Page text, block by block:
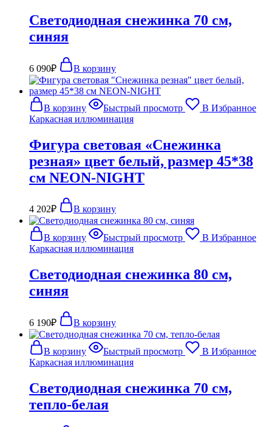
Светодиодная снежинка 70 см,
синяя
6 090₽ В корзину
В корзину Быстрый просмотр
В Избранное
Каркасная иллюминация
Фигура световая «Снежинка
резная» цвет белый, размер 45*38
см NEON-NIGHT
4 202₽ В корзину
В корзину Быстрый просмотр
В Избранное
Каркасная иллюминация
Светодиодная снежинка 80 см,
синяя
6 190₽ В корзину
В корзину Быстрый просмотр
В Избранное
Каркасная иллюминация
Светодиодная снежинка 70 см,
тепло-белая